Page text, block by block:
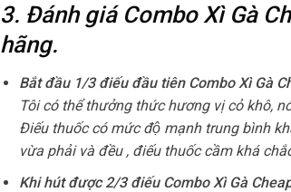
3. Đánh giá Combo Xì Gà
hãng.
Bắt đầu 1/3 điếu đầu tiên Combo Xì Gà
Tôi có thể thưởng thức hương vị cỏ khô,
Điếu thuốc có mức độ mạnh trung bình
vừa phải và đều , điếu thuốc cầm khá
Khi hút được 2/3 điếu Combo Xì Gà